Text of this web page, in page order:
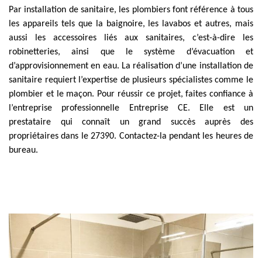
Par installation de sanitaire, les plombiers font référence à tous
les appareils tels que la baignoire, les lavabos et autres, mais
aussi les accessoires liés aux sanitaires, c’est-à-dire les
robinetteries, ainsi que le système d’évacuation et
d’approvisionnement en eau. La réalisation d’une installation de
sanitaire requiert l’expertise de plusieurs spécialistes comme le
plombier et le maçon. Pour réussir ce projet, faites confiance à
l’entreprise professionnelle Entreprise CE. Elle est un
prestataire qui connaît un grand succès auprès des
propriétaires dans le 27390. Contactez-la pendant les heures de
bureau.